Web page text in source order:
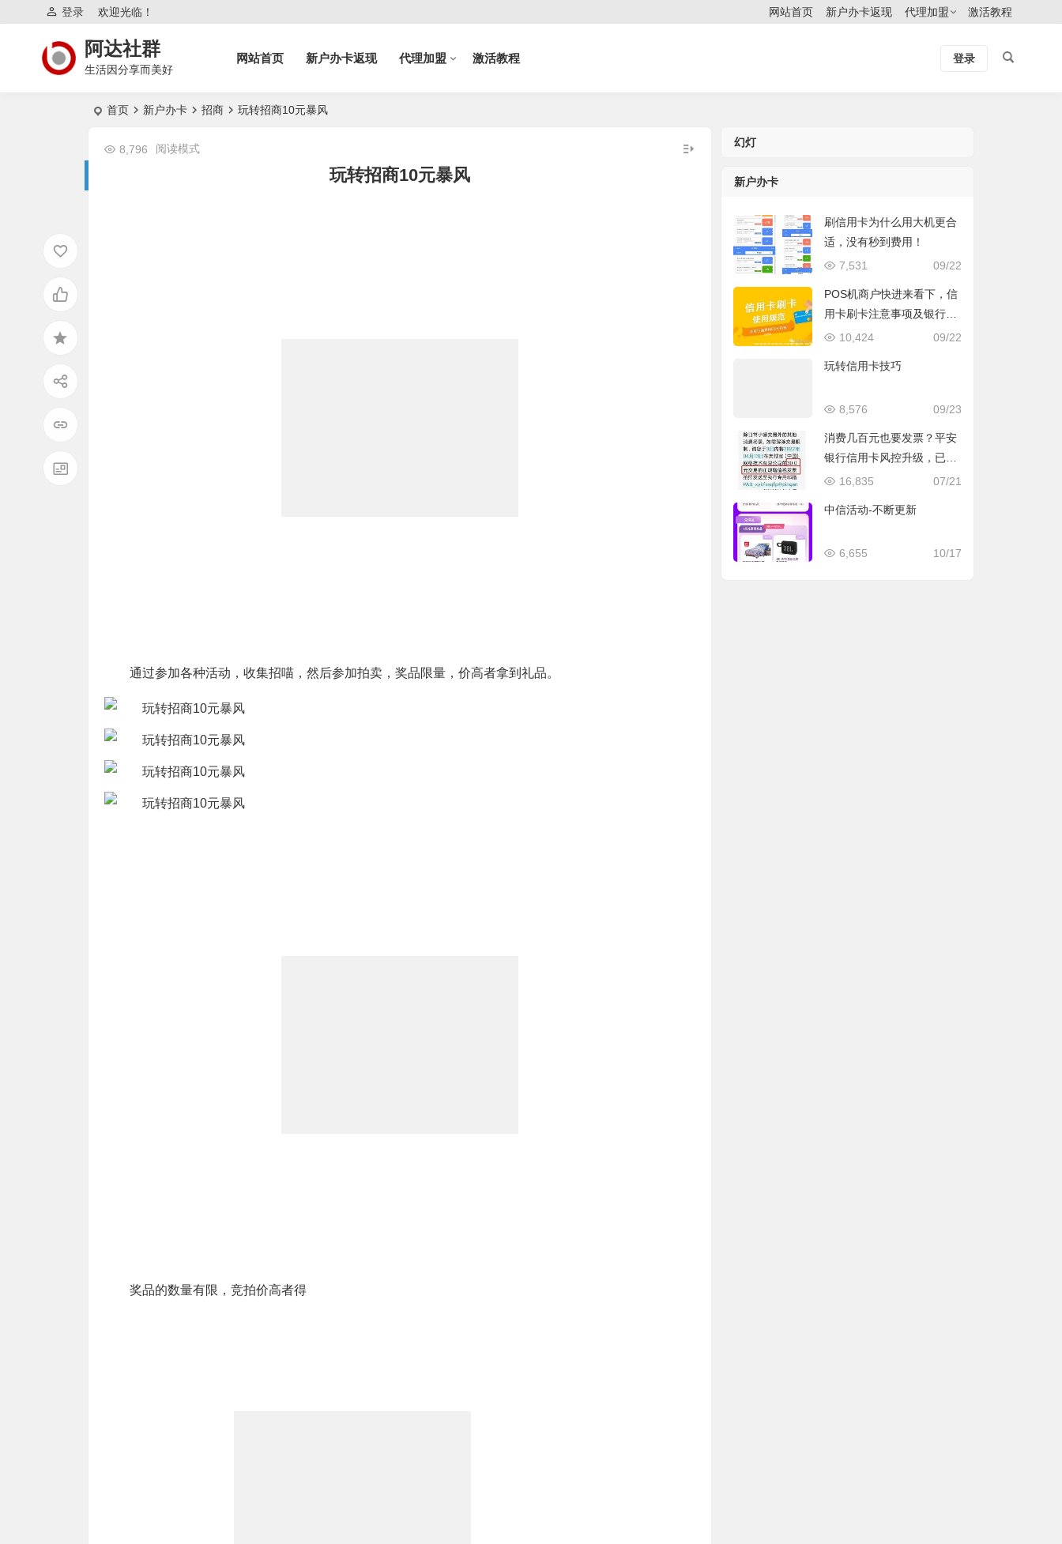
欢迎光临！
登录 网站首页 新户办卡返现 代理加盟 激活教程
登录
阿达社群
生活因分享而美好
网站首页 新户办卡返现 代理加盟 激活教程
首页 新户办卡 招商 玩转招商10元暴风
玩转招商10元暴风
8,796 阅读模式
通过参加各种活动，收集招喵，然后参加拍卖，奖品限量，价高者拿到礼品。
奖品的数量有限，竞拍价高者得
幻灯
新户办卡
刷信用卡为什么用大机更合
适，没有秒到费用！
09/22
7,531
POS机商户快进来看下，信
用卡刷卡注意事项及银行通
用MCC代码表
09/22
10,424
玩转信用卡技巧
09/23
8,576
消费几百元也要发票？平安
银行信用卡风控升级，已出
现降额封卡现象及如何应对
07/21
16,835
中信活动-不断更新
10/17
6,655